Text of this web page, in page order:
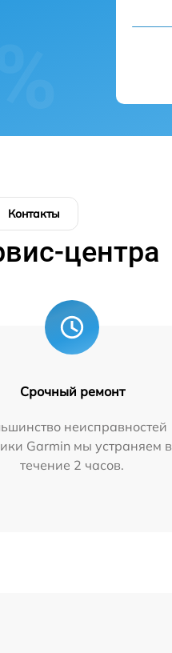
Контакты
центра
Срочный ремонт
неисправностей
Garmin мы устраняем в
течение 2 часов.